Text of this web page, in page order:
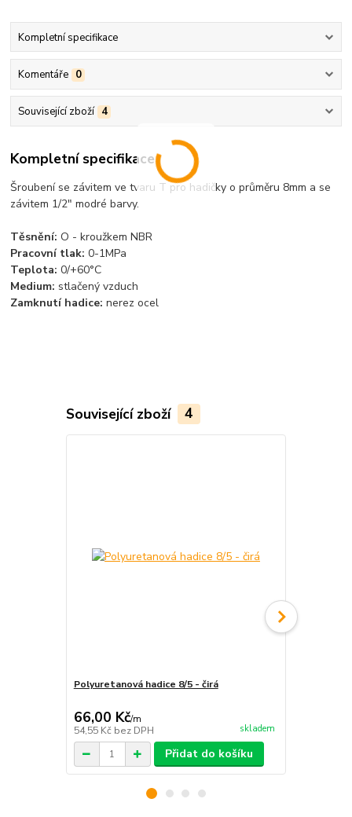
Kompletní specifikace
Komentáře 0
Související zboží 4
Kompletní specifikace
Šroubení se závitem ve tvaru T pro hadičky o průměru 8mm a se
závitem 1/2" modré barvy.
Těsnění: O - kroužkem NBR
Pracovní tlak: 0-1MPa
Teplota: 0/+60°C
Medium: stlačený vzduch
Zamknutí hadice: nerez ocel
Související zboží 4
Polyuretanová hadice 8/5 - čirá
66,00 Kč/m
54,55 Kč bez DPH skladem
Přidat do košíku